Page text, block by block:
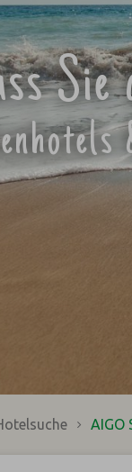
AIGO